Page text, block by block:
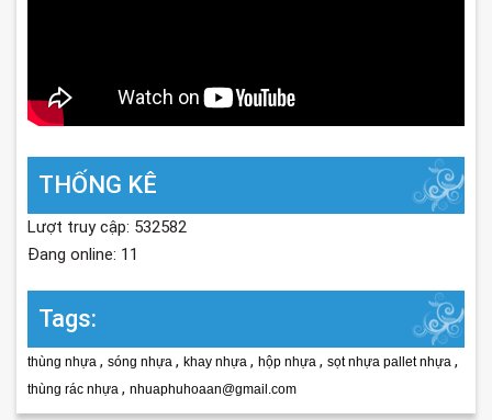
THỐNG KÊ
Lượt truy cập: 532582
Đang online: 11
Tags:
thùng nhựa , sóng nhựa , khay nhựa , hộp nhựa , sọt nhựa pallet nhựa ,
thùng rác nhựa , nhuaphuhoaan@gmail.com